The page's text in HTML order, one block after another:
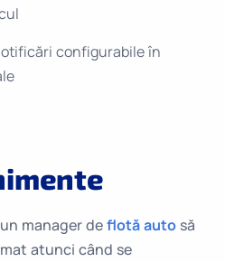
manager deflotă auto să
atunci când se
configurabile în